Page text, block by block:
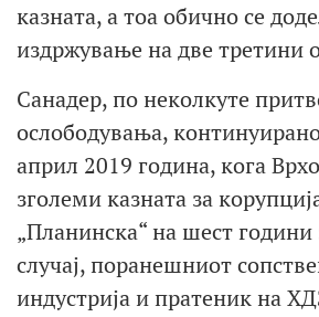
казната, а тоа обично се
издржување на две третини
Санадер, по неколкуте
ослободувања,
април 2019 година, кога
зголеми казната за
„Планинска“ на шест години
случај, поранешниот
индустрија и пратеник на